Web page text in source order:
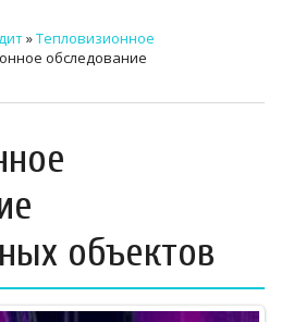
КОНТРОЛЬ
ДОКУМЕНТЫ
О НАС
ПРЕССА
»Тепловизионное
обследование
объектов